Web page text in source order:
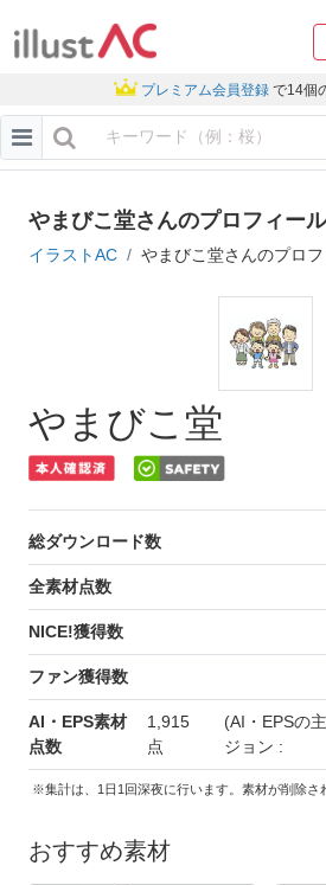
プレミアム会員登録 で14個
やまびこ堂さんのプロフィール
イラストAC やまびこ堂さんのプロ
やまびこ堂
総ダウンロード数
全素材点数
NICE!獲得数
ファン獲得数
AI・EPS素材
点数
1,915
点
(AI・EPSの
ジョン :
※集計は、1日1回深夜に行います。素材が削除さ
おすすめ素材